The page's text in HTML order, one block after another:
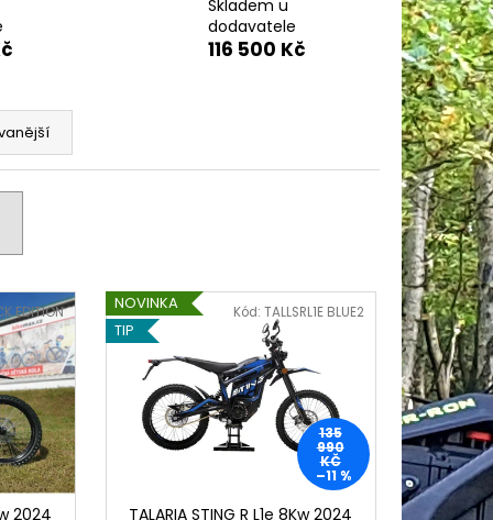
Skladem u
dodavatele
116 500 Kč
2024
EDITION
NOVINKA
TIP
135
990
KČ
–11 %
TALARIA STING R L1e 8Kw 2024
Kód: TALLSRL1E BLUE2